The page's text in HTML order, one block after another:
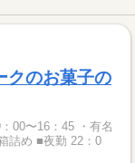
クのお菓子の
22：0